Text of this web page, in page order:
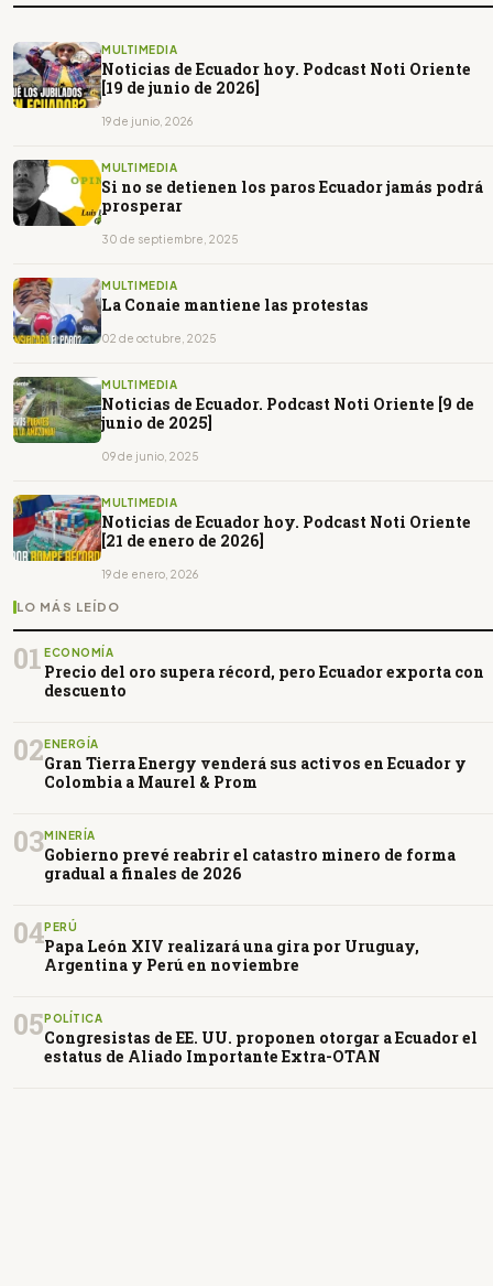
MULTIMEDIA
Noticias de Ecuador hoy. Podcast Noti Oriente
[19 de junio de 2026]
19 de junio, 2026
MULTIMEDIA
Si no se detienen los paros Ecuador jamás podrá
prosperar
30 de septiembre, 2025
MULTIMEDIA
La Conaie mantiene las protestas
02 de octubre, 2025
MULTIMEDIA
Noticias de Ecuador. Podcast Noti Oriente [9 de
junio de 2025]
09 de junio, 2025
MULTIMEDIA
Noticias de Ecuador hoy. Podcast Noti Oriente
[21 de enero de 2026]
19 de enero, 2026
LO MÁS LEÍDO
01 ECONOMÍA
Precio del oro supera récord, pero Ecuador exporta con
descuento
02ENERGÍA
Gran Tierra Energy venderá sus activos en Ecuador y
Colombia a Maurel & Prom
03MINERÍA
Gobierno prevé reabrir el catastro minero de forma
gradual a finales de 2026
04PERÚ
Papa León XIV realizará una gira por Uruguay,
Argentina y Perú en noviembre
05POLÍTICA
Congresistas de EE. UU. proponen otorgar a Ecuador el
estatus de Aliado Importante Extra-OTAN